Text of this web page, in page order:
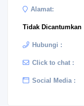
Alamat:
Tidak Dicantumkan
Hubungi :
Click to chat :
Social Media :